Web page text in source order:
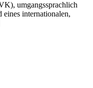
umgangssprachlich
internationalen,